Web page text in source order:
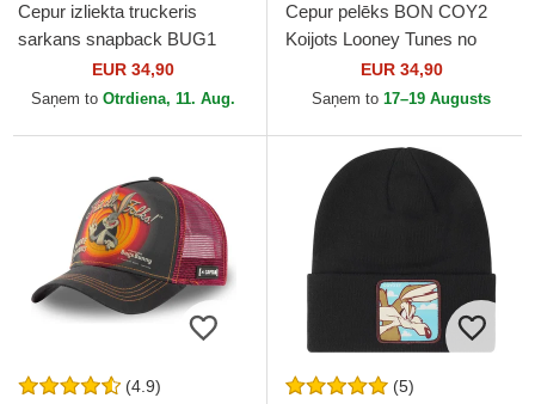
Cepur izliekta truckeris
sarkans snapback BUG1
Bakss Bannijs Looney Tunes
no Capslab
EUR 34,90
Saņem to Otrdiena, 11. Aug.
Cepur pelēks BON COY2
Koijots Looney Tunes no
EUR 34,90
Saņem to 17–19 Augusts
(4.9) (5)